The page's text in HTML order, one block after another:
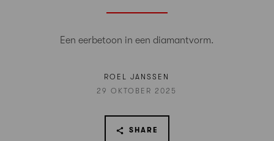
Een eerbetoon in een diamantvorm.
ROEL JANSSEN
29 OKTOBER 2025
SHARE